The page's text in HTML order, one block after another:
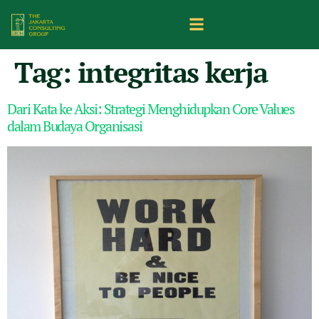
Tag: integritas kerja
Dari Kata ke Aksi: Strategi Menghidupkan Core Values
dalam Budaya Organisasi